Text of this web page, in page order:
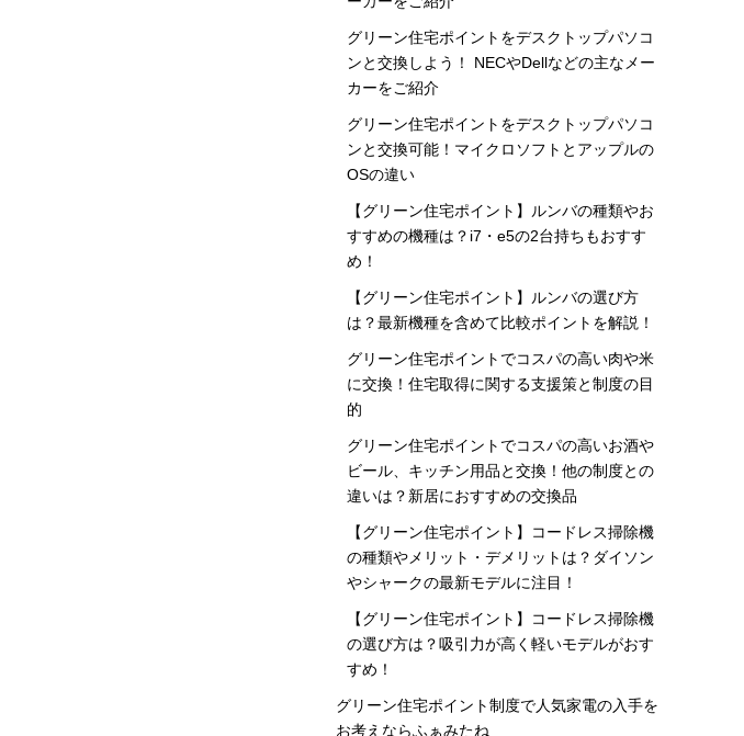
グリーン住宅ポイントをデスクトップパソコ
ンと交換しよう！ NECやDellなどの主なメー
カーをご紹介
グリーン住宅ポイントをデスクトップパソコ
ンと交換可能！マイクロソフトとアップルの
OSの違い
【グリーン住宅ポイント】ルンバの種類やお
すすめの機種は？i7・e5の2台持ちもおすす
め！
【グリーン住宅ポイント】ルンバの選び方
は？最新機種を含めて比較ポイントを解説！
グリーン住宅ポイントでコスパの高い肉や米
に交換！住宅取得に関する支援策と制度の目
的
グリーン住宅ポイントでコスパの高いお酒や
ビール、キッチン用品と交換！他の制度との
違いは？新居におすすめの交換品
【グリーン住宅ポイント】コードレス掃除機
の種類やメリット・デメリットは？ダイソン
やシャークの最新モデルに注目！
【グリーン住宅ポイント】コードレス掃除機
の選び方は？吸引力が高く軽いモデルがおす
すめ！
グリーン住宅ポイント制度で人気家電の入手を
お考えならふぁみたね